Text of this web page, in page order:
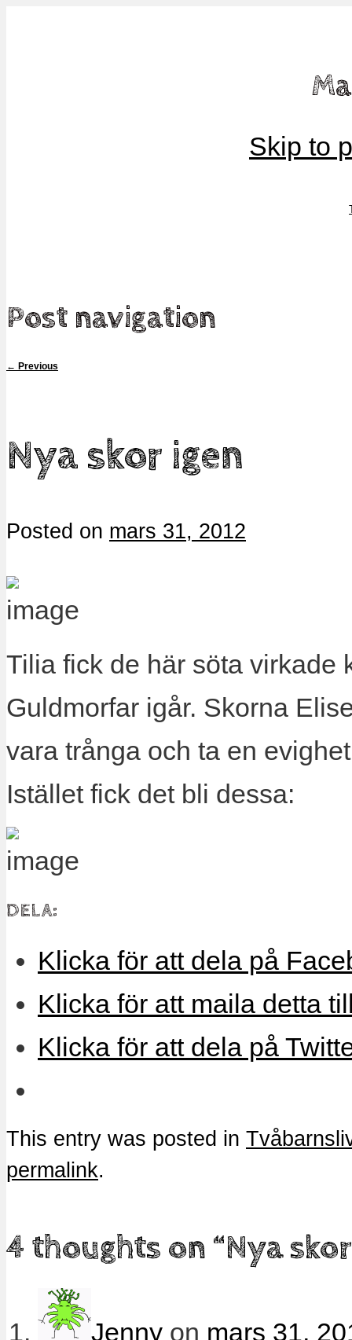
Skip to
Post navigation
← Previous
Nya skor igen
Posted on mars 31, 2012
Tilia fick de här söta virkade
Guldmorfar igår. Skorna
vara trånga och ta en
Istället fick det bli dessa:
DELA:
Klicka för att dela på
Klicka för att maila detta
Klicka för att dela på
This entry was posted in
permalink.
4 thoughts on “Nya
Jenny on mars 31,